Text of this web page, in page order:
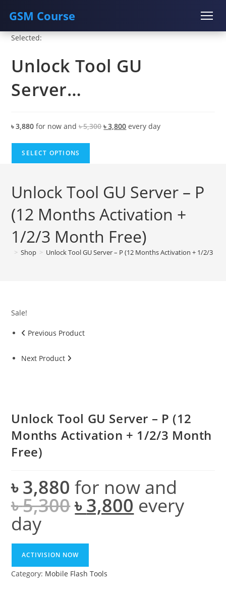
GSM Course
Skip
content
Selected:
Unlock Tool GU
Server…
৳3,880 for now and৳5,300Original
৳3,800Current
everyday
SELECT OPTIONS
Unlock Tool GU Server – P
(12 Months Activation +
1/2/3 Month Free)
> Shop > Unlock Tool GU Server – P (12 Months Activation + 1/2/3
Sale!
Previous Product
Next Product
Unlock Tool GU Server – P (12
Months Activation + 1/2/3 Month
Free)
৳3,880 for now and
৳5,300 Original
price
was:
৳3,800 price
is:every
day
GU
ACTIVISION NOW
Category: Mobile Flash Tools